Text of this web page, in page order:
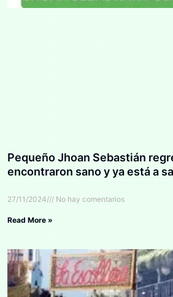
Pequeño Jhoan Sebastián
encontraron sano y ya está a
27/11/2024 No hay comentarios
Read More »